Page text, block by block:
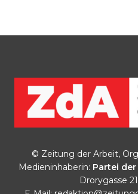
© Zeitung der Arbeit,
Medieninhaberin: Partei
Drorygasse